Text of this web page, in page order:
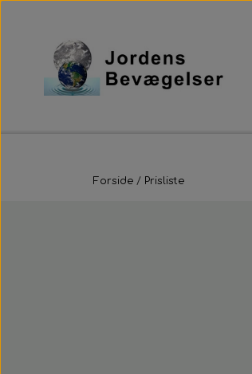
Forside Prisliste